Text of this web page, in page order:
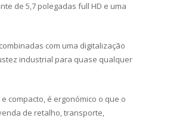
de 5,7 polegadas full HD e uma
com uma digitalização
industrial para quase qualquer
compacto, é ergonómico o que o
de retalho, transporte,